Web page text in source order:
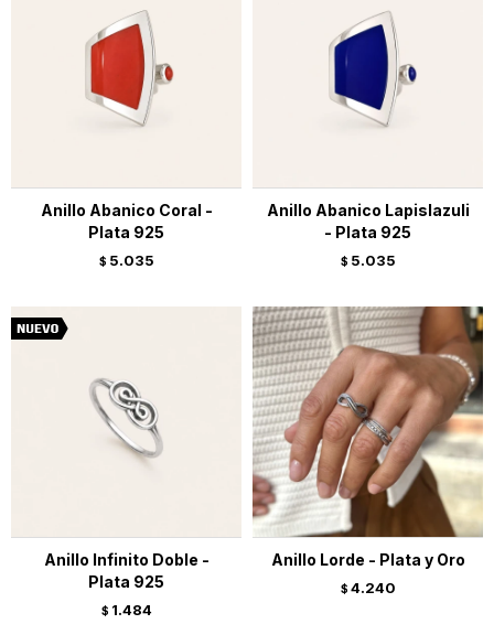
Anillo Abanico Coral -
Plata 925
$ 5.035
Anillo Abanico Lapislazuli
- Plata 925
$ 5.035
Anillo Infinito Doble -
Plata 925
$ 1.484
Anillo Lorde - Plata y Oro
$ 4.240